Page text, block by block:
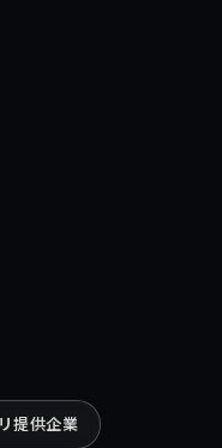
提供企業